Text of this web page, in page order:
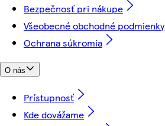
Bezpečnosť pri nákupe
Všeobecné obchodné podmienky
Ochrana súkromia
O nás
Prístupnosť
Kde dovážame